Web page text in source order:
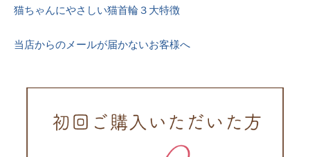
猫ちゃんにやさしい猫首輪３大特徴
当店からのメールが届かないお客様へ